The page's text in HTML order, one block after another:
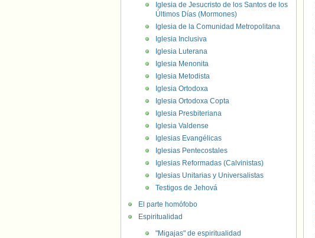
Iglesia de Jesucristo de los Santos de los
Últimos Días (Mormones)
Iglesia de la Comunidad Metropolitana
Iglesia Inclusiva
Iglesia Luterana
Iglesia Menonita
Iglesia Metodista
Iglesia Ortodoxa
Iglesia Ortodoxa Copta
Iglesia Presbiteriana
Iglesia Valdense
Iglesias Evangélicas
Iglesias Pentecostales
Iglesias Reformadas (Calvinistas)
Iglesias Unitarias y Universalistas
Testigos de Jehová
El parte homófobo
Espiritualidad
"Migajas" de espiritualidad